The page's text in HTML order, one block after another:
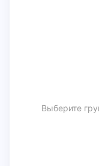
Выберите